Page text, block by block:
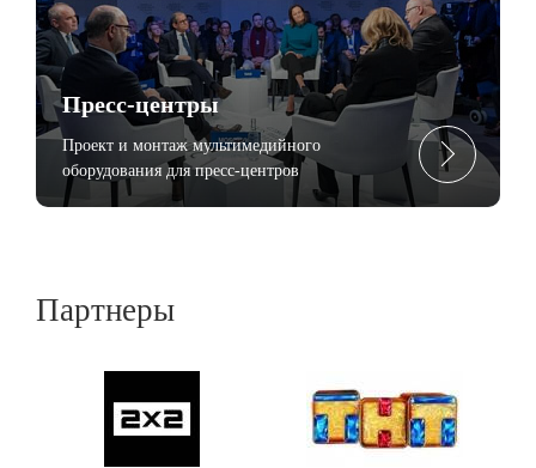
Пресc-центры
Проект и монтаж мультимедийного
оборудования для пресс-центров
Партнеры